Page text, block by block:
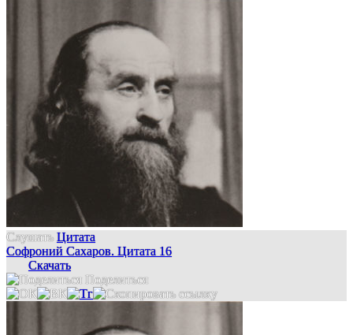
Слушать Цитата
Софроний Сахаров. Цитата 16
Скачать
Поделиться